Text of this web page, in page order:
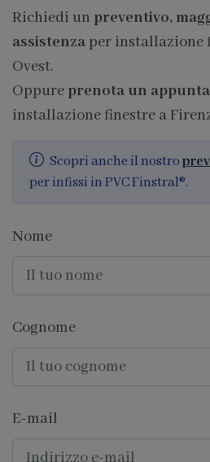
Richiedi un preventivo,
assistenza per installazione
Ovest.
Oppure prenota un
installazione finestre a
Scopri anche il nostro
per infissi in PVC Finstral®.
Nome
Cognome
E-mail